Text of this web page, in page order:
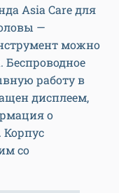
Asia Care для
—
можно
Беспроводное
работу в
дисплеем,
о
Корпус
со